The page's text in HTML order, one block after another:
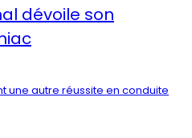
dévoile son